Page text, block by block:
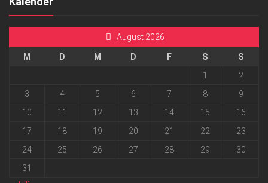
August 2026
M D M D F S
S
1
2
3
4 5 6 7 8
9
10
11 12 13 14 15
16
17
18 19 20 21 22
23
24
25 26 27 28 29
30
31